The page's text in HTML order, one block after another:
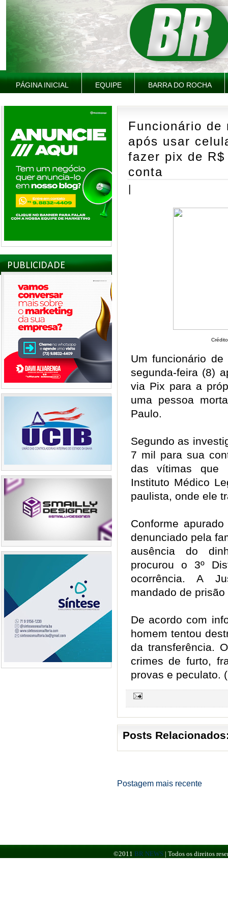
PÁGINA INICIAL EQUIPE BARRA DO ROCHA
PUBLICIDADE
Funcionário de
após usar
fazer pix de
conta
|
Um funcionário
segunda-feira (8)
via Pix para a
uma pessoa
Paulo.
Segundo as
7 mil para sua
das vítimas que
Instituto Médico
paulista, onde ele
Conforme
denunciado pela
ausência do
procurou o 3º
ocorrência. A
mandado de
De acordo com
homem tentou
da transferência.
crimes de furto,
provas e peculato.
Posts
Postagem mais recente
©2011 BR NEWS | Todos os direitos